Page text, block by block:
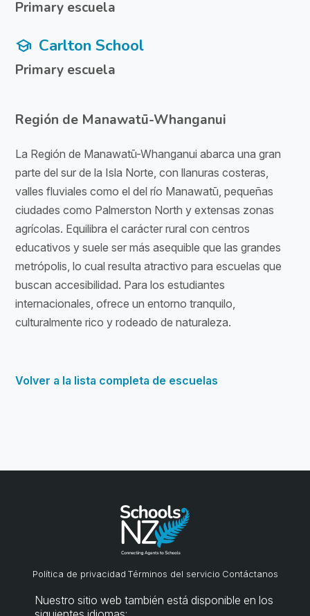
Primary escuela
school Carlton School
Primary escuela
Región de Manawatū-Whanganui
La Región de Manawatū-Whanganui abarca una gran
parte del sur de la Isla Norte, con llanuras costeras,
valles fluviales como el del río Manawatū, pequeñas
ciudades como Palmerston North y extensas zonas
agrícolas. Equilibra el carácter rural con centros
educativos y suele ser más asequible que las grandes
metrópolis, lo cual resulta atractivo para escuelas que
buscan accesibilidad. Para los estudiantes
internacionales, ofrece un entorno tranquilo,
culturalmente rico y rodeado de naturaleza.
Volver a la lista completa de escuelas
Política de privacidad Términos del servicio Contáctanos
Nuestro sitio web también está disponible en los